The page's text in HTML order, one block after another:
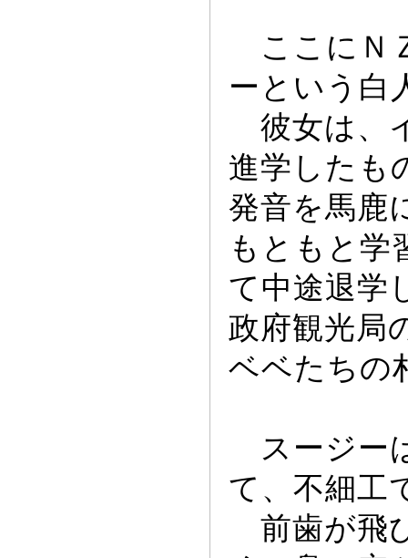
ここにＮ
ー という白
彼女は、
進学したも
発音を馬鹿
もともと学
て中途退学
政府観光局
ベベたちの
スー ジー
て、不細工
前歯が飛